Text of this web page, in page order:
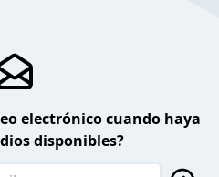
electrónico cuando haya
disponibles?